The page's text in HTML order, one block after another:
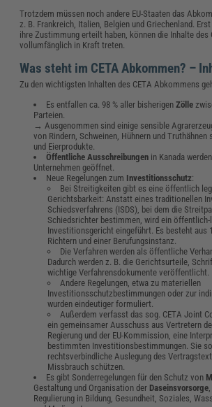
Trotzdem müssen noch andere EU-Staaten das
z. B. Frankreich, Italien, Belgien und Griechenland.
ihre Zustimmung erteilt haben, können die Inhalte des
vollumfänglich in Kraft treten.
Was steht im CETA Abkommen? –
Zu den wichtigsten Inhalten des CETA Abkommens
Es entfallen ca. 98 % aller bisherigen Zölle
Parteien.
→ Ausgenommen sind einige sensible
von Rindern, Schweinen, Hühnern und
und Eierprodukte.
Öffentliche Ausschreibungen in Kanada
Unternehmen geöffnet.
Neue Regelungen zum Investitionsschutz:
Bei Streitigkeiten gibt es eine öffentlich
Gerichtsbarkeit: Anstatt eines traditionellen
Schiedsverfahrens (ISDS), bei dem die
Schiedsrichter bestimmen, wird ein
Investitionsgericht eingeführt. Es besteht aus
Richtern und einer Berufungsinstanz.
Die Verfahren werden als öffentliche
Dadurch werden z. B. die Gerichtsurteile,
wichtige Verfahrensdokumente veröffentlicht.
Andere Regelungen, etwa zu materiellen
Investitionsschutzbestimmungen oder zur
wurden eindeutiger formuliert.
Außerdem verfasst das sog. CETA Joint
ein gemeinsamer Ausschuss aus Vertretern
Regierung und der EU-Kommission, eine
bestimmten Investitionsbestimmungen. Sie
rechtsverbindliche Auslegung des
Missbrauch schützen.
Es gibt Sonderregelungen für den Schutz von
Gestaltung und Organisation der Daseinsvorsorge
Regulierung in Bildung, Gesundheit, Soziales,